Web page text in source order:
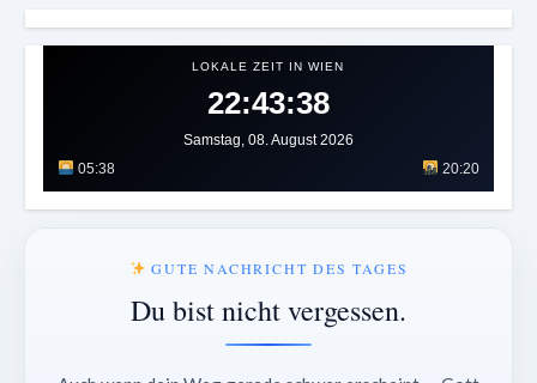
LOKALE ZEIT IN WIEN
22:43:40
Samstag, 08. August 2026
05:38
20:20
GUTE NACHRICHT DES TAGES
Du bist nicht vergessen.